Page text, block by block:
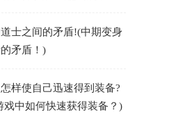
士之间的矛盾!(中期变身
矛盾！)
样使自己迅速得到装备?
戏中如何快速获得装备？)